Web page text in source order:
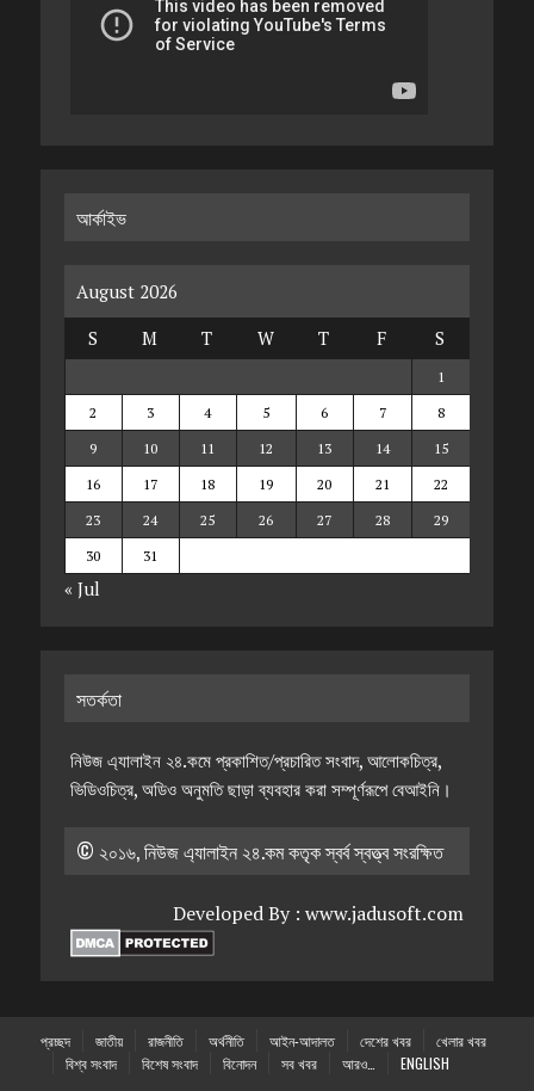
আর্কাইভ
August 2026
S
M T W T F S
1
2
3 4 5 6 7
8
9
10 11 12 13 14
15
16
17 18 19 20 21
22
23
24 25 26 27 28
29
30
31
« Jul
সতর্কতা
নিউজ এ্যালাইন ২৪.কমে প্রকাশিত/প্রচারিত সংবাদ, আলোকচিত্র,
ভিডিওচিত্র, অডিও অনুমতি ছাড়া ব্যবহার করা সম্পূর্ণরূপে বেআইনি।
© ২০১৬, নিউজ এ্যালাইন ২৪.কম কতৃক স্বর্ব স্বত্ত্ব সংরক্ষিত
Developed By :www.jadusoft.com
প্রচ্ছদ জাতীয় রাজনীতি অর্থনীতি আইন-আদালত দেশের খবর
খেলার খবর
বিশ্ব সংবাদ
বিশেষ সংবাদ বিনোদন সব খবর আরও…
ENGLISH